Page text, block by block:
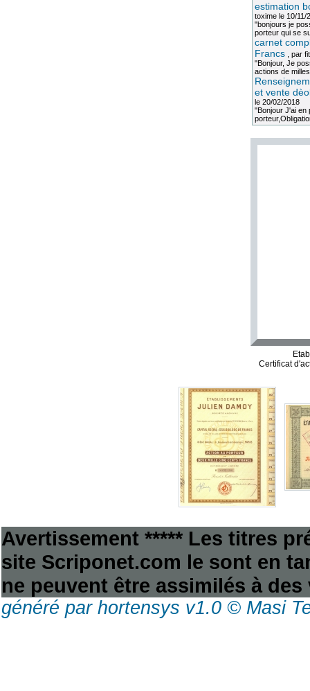
estimation
toximele 10/11/
"bonjours je
porteur qui se
carnet
Francs, par
"Bonjour, Je
actions de
et vente
le 20/02/2018
"Bonjour J'ai en
Certificat
Avertissement ***** Les titres
site Scriponet.com le sont en
ne peuvent être assimilés à
généré par hortensys v1.0 © Masi